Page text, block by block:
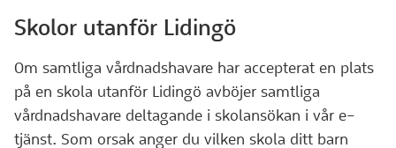
Skolor utanför Lidingö
Om samtliga vårdnadshavare har accepterat en plats
på en skola utanför Lidingö avböjer samtliga
vårdnadshavare deltagande i skolansökan i vår e–
tjänst. Som orsak anger du vilken skola ditt barn